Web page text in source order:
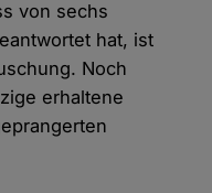
von sechs
hat, ist
Noch
erhaltene